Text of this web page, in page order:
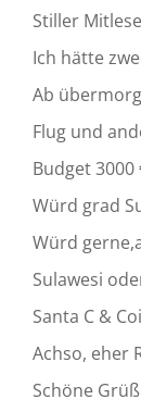
Stiller
Ich hätte
Ab
Flug und
Budget 3000
Würd grad
Würd
Sulawesi
Santa C &
Achso, eher
Schöne